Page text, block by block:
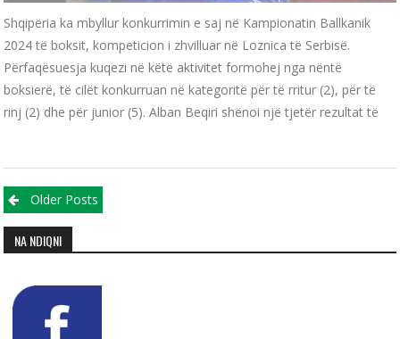
Shqipëria ka mbyllur konkurrimin e saj në Kampionatin Ballkanik
2024 të boksit, kompeticion i zhvilluar në Loznica të Serbisë.
Përfaqësuesja kuqezi në këtë aktivitet formohej nga nëntë
boksierë, të cilët konkurruan në kategoritë për të rritur (2), për të
rinj (2) dhe për junior (5). Alban Beqiri shënoi një tjetër rezultat të
Posts navigation
Older Posts
NA NDIQNI